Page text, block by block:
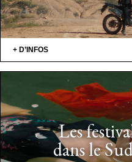
+ D’INFOS
Les
dans le